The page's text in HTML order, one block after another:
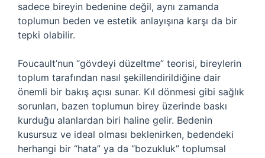
sadece bireyin bedenine değil, aynı zamanda
toplumun beden ve estetik anlayışına karşı da bir
tepki olabilir.
Foucault’nun “gövdeyi düzeltme” teorisi, bireylerin
toplum tarafından nasıl şekillendirildiğine dair
önemli bir bakış açısı sunar. Kıl dönmesi gibi sağlık
sorunları, bazen toplumun birey üzerinde baskı
kurduğu alanlardan biri haline gelir. Bedenin
kusursuz ve ideal olması beklenirken, bedendeki
herhangi bir “hata” ya da “bozukluk” toplumsal